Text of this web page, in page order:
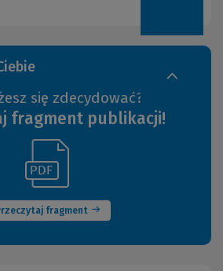
się zdecydować?
fragment publikacji!
fragment
(Nowe
okno)
innej